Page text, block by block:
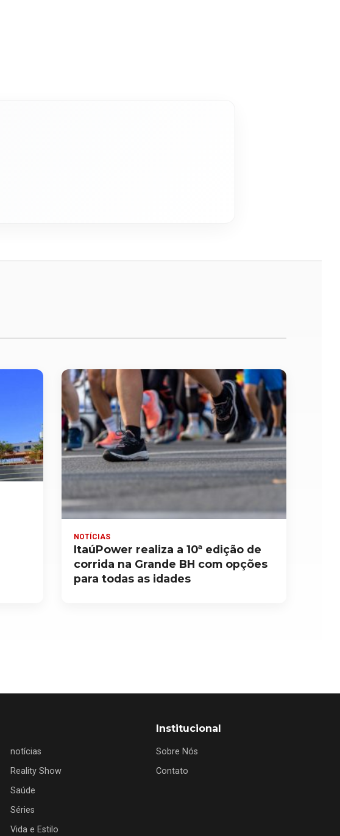
NOTÍCIAS
ItaúPower realiza a 10ª edição de
corrida na Grande BH com opções
para todas as idades
notícias
Reality Show
Saúde
Séries
Vida e Estilo
Institucional
Sobre Nós
Contato